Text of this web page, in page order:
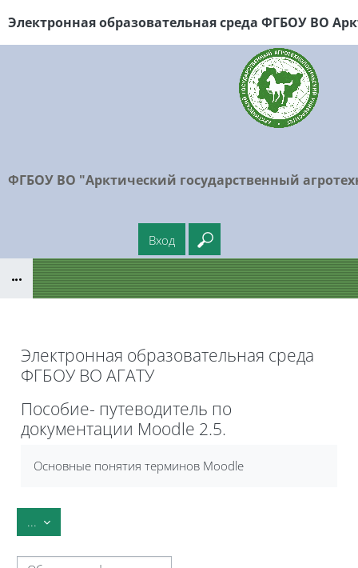
Электронная образовательная среда ФГБОУ ВО
ФГБОУ ВО "Арктический государственный
Введите ваш поисковый
Вход
Электронная образовательная среда
ФГБОУ ВО АГАТУ
Блоки
Пособие- путеводитель по
документации Moodle 2.5.
Основные понятия терминов Moodle
... Экспорт записей